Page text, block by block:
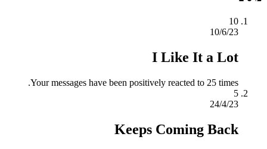
10
10/6/23
I Like It a Lot
Your messages have been positively reacted to 25 times.
5
24/4/23
Keeps Coming Back